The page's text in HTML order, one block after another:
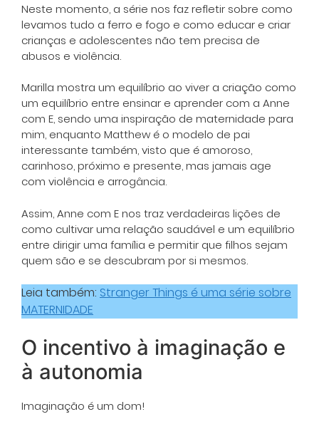
Neste momento, a série nos faz refletir sobre como
levamos tudo a ferro e fogo e como educar e criar
crianças e adolescentes não tem precisa de
abusos e violência.
Marilla mostra um equilíbrio ao viver a criação como
um equilíbrio entre ensinar e aprender com a Anne
com E, sendo uma inspiração de maternidade para
mim, enquanto Matthew é o modelo de pai
interessante também, visto que é amoroso,
carinhoso, próximo e presente, mas jamais age
com violência e arrogância.
Assim, Anne com E nos traz verdadeiras lições de
como cultivar uma relação saudável e um equilíbrio
entre dirigir uma família e permitir que filhos sejam
quem são e se descubram por si mesmos.
Leia também: Stranger Things é uma série sobre
MATERNIDADE
O incentivo à imaginação e
à autonomia
Imaginação é um dom!